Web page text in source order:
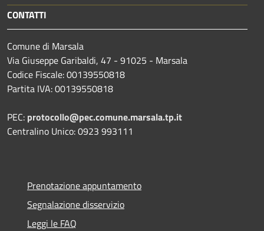
CONTATTI
Comune di Marsala
Via Giuseppe Garibaldi, 47 - 91025 - Marsala
Codice Fiscale: 00139550818
Partita IVA: 00139550818
PEC: protocollo@pec.comune.marsala.tp.it
Centralino Unico: 0923 993111
Prenotazione appuntamento
Segnalazione disservizio
Leggi le FAQ